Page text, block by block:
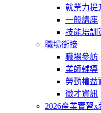
就業力提
一般講座
技能培訓
職場銜接
職場參訪
業師輔導
勞動權益
徵才資訊
2026產業實習